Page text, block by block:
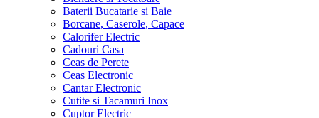
Baterii Bucatarie si Baie
Borcane, Caserole, Capace
Calorifer Electric
Cadouri Casa
Ceas de Perete
Ceas Electronic
Cantar Electronic
Cutite si Tacamuri Inox
Cuptor Electric